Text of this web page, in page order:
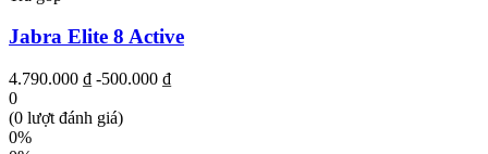
Jabra Elite 8 Active
4.790.000 ₫ -500.000 ₫
0
(0 lượt đánh giá)
0%